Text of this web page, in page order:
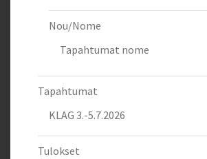
Nou/Nome
Tapahtumat nome
Tapahtumat
KLAG 3.-5.7.2026
Tulokset